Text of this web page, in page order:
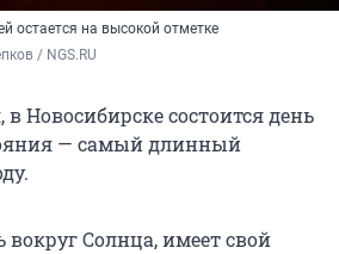
остается на высокой отметке
/ NGS.RU
в Новосибирске состоится день
— самый длинный
вокруг Солнца, имеет свой